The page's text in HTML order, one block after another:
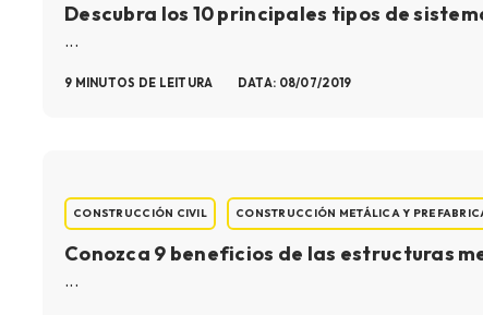
Descubra los 10 principales tipos de
...
9 MINUTOS DE LEITURA DATA: 08/07/2019
CONSTRUCCIÓN CIVIL CONSTRUCCIÓN METÁLICA Y
Conozca 9 beneficios de las estructuras
...